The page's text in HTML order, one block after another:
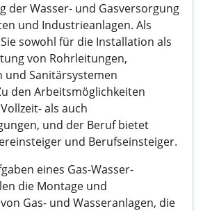
der Wasser- und Gasversorgung
und Industrieanlagen. Als
sowohl für die Installation als
von Rohrleitungen,
und Sanitärsystemen
den Arbeitsmöglichkeiten
als auch
und der Beruf bietet
und Berufseinsteiger.
eines Gas-Wasser-
die Montage und
Gas- und Wasseranlagen, die